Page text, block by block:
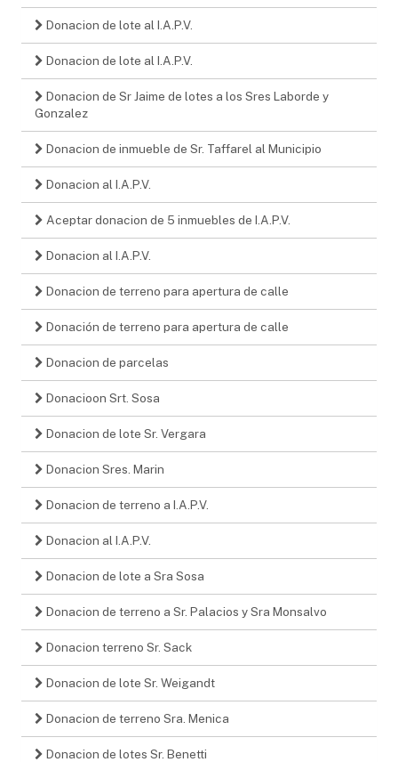
Donacion de lote al I.A.P.V.
Donacion de lote al I.A.P.V.
Donacion de Sr Jaime de lotes a los Sres Laborde y
Gonzalez
Donacion de inmueble de Sr. Taffarel al Municipio
Donacion al I.A.P.V.
Aceptar donacion de 5 inmuebles de I.A.P.V.
Donacion al I.A.P.V.
Donacion de terreno para apertura de calle
Donación de terreno para apertura de calle
Donacion de parcelas
Donacioon Srt. Sosa
Donacion de lote Sr. Vergara
Donacion Sres. Marin
Donacion de terreno a I.A.P.V.
Donacion al I.A.P.V.
Donacion de lote a Sra Sosa
Donacion de terreno a Sr. Palacios y Sra Monsalvo
Donacion terreno Sr. Sack
Donacion de lote Sr. Weigandt
Donacion de terreno Sra. Menica
Donacion de lotes Sr. Benetti